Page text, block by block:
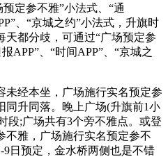
定参不雅”小法式、“通
、“京城之约”小法式，升旗时
天都分歧，可通过“广场预定参
APP”、“时间APP”、“京城之
经本坐，广场施行实名预定参
同升同落。晚上广场(升旗前1小
段;广场共有3个旁不雅点。或登
不雅，广场施行实名预定参不
日预定，金水桥两侧也是不错